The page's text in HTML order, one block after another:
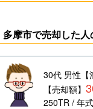
多摩市で売却した人
30代 男性
【売却額】
250TR / 年式